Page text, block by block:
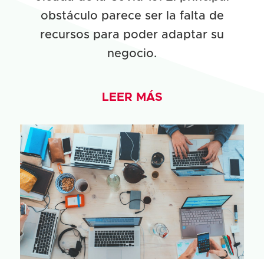
obstáculo parece ser la falta de
recursos para poder adaptar su
negocio.
LEER MÁS